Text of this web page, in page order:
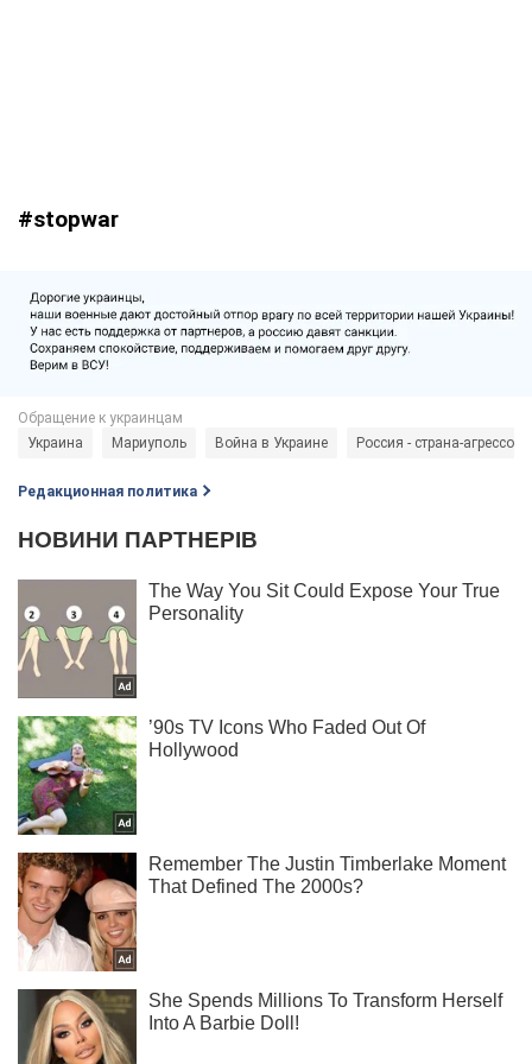
#stopwar
Украина Мариуполь Война в Украине Россия - страна-агрессор
Редакционная политика